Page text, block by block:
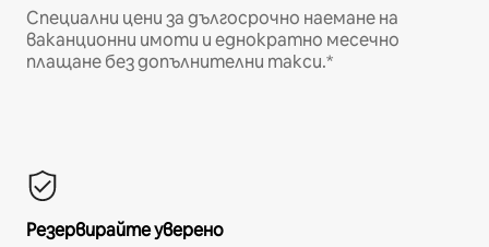
Специални цени за дългосрочно наемане на
ваканционни имоти и еднократно месечно
плащане без допълнителни такси.*
Резервирайте уверено